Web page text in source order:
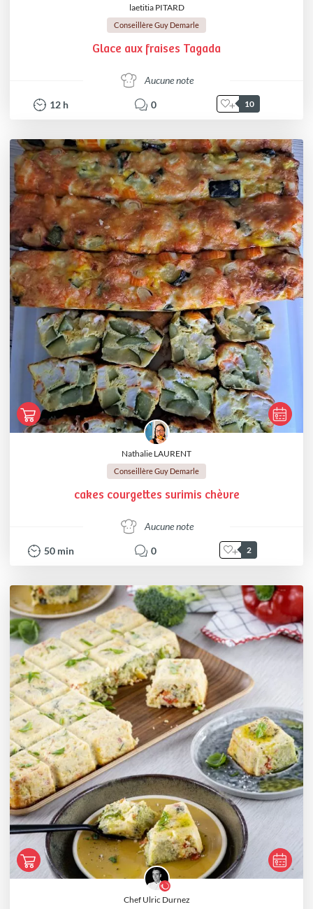
laetitia PITARD
Conseillère Guy Demarle
Glace aux fraises Tagada
Aucune note
12 h 0 10
Nathalie LAURENT
Conseillère Guy Demarle
cakes courgettes surimis chèvre
Aucune note
50 min 0 2
Chef Ulric Durnez